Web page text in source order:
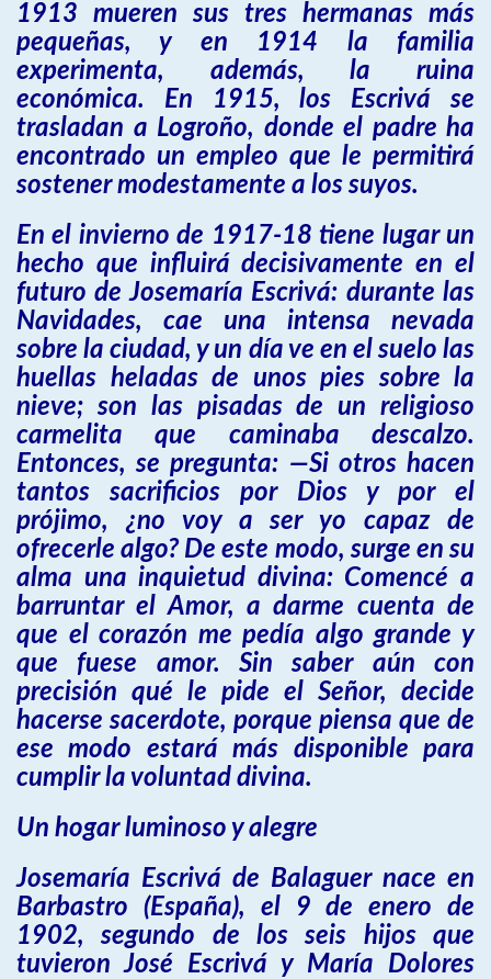
1913 mueren sus tres hermanas más
pequeñas, y en 1914 la familia
experimenta, además, la ruina
económica. En 1915, los Escrivá se
trasladan a Logroño, donde el padre ha
encontrado un empleo que le permitirá
sostener modestamente a los suyos.
En el invierno de 1917-18 tiene lugar un
hecho que influirá decisivamente en el
futuro de Josemaría Escrivá: durante las
Navidades, cae una intensa nevada
sobre la ciudad, y un día ve en el suelo las
huellas heladas de unos pies sobre la
nieve; son las pisadas de un religioso
carmelita que caminaba descalzo.
Entonces, se pregunta: —Si otros hacen
tantos sacrificios por Dios y por el
prójimo, ¿no voy a ser yo capaz de
ofrecerle algo? De este modo, surge en su
alma una inquietud divina: Comencé a
barruntar el Amor, a darme cuenta de
que el corazón me pedía algo grande y
que fuese amor. Sin saber aún con
precisión qué le pide el Señor, decide
hacerse sacerdote, porque piensa que de
ese modo estará más disponible para
cumplir la voluntad divina.
Un hogar luminoso y alegre
Josemaría Escrivá de Balaguer nace en
Barbastro (España), el 9 de enero de
1902, segundo de los seis hijos que
tuvieron José Escrivá y María Dolores